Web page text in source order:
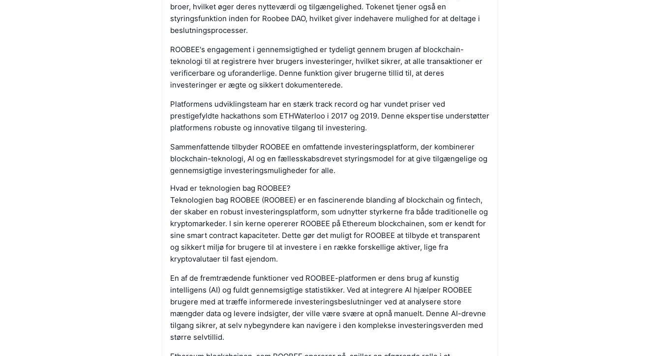
broer, hvilket øger deres nytteværdi og tilgængelighed. Tokenet tjener også en
styringsfunktion inden for Roobee DAO, hvilket giver indehavere mulighed for at deltage i
beslutningsprocesser.
ROOBEE's engagement i gennemsigtighed er tydeligt gennem brugen af blockchain-
teknologi til at registrere hver brugers investeringer, hvilket sikrer, at alle transaktioner er
verificerbare og uforanderlige. Denne funktion giver brugerne tillid til, at deres
investeringer er ægte og sikkert dokumenterede.
Platformens udviklingsteam har en stærk track record og har vundet priser ved
prestigefyldte hackathons som ETHWaterloo i 2017 og 2019. Denne ekspertise understøtter
platformens robuste og innovative tilgang til investering.
Sammenfattende tilbyder ROOBEE en omfattende investeringsplatform, der kombinerer
blockchain-teknologi, AI og en fællesskabsdrevet styringsmodel for at give tilgængelige og
gennemsigtige investeringsmuligheder for alle.
Hvad er teknologien bag ROOBEE?
Teknologien bag ROOBEE (ROOBEE) er en fascinerende blanding af blockchain og fintech,
der skaber en robust investeringsplatform, som udnytter styrkerne fra både traditionelle og
kryptomarkeder. I sin kerne opererer ROOBEE på Ethereum blockchainen, som er kendt for
sine smart contract kapaciteter. Dette gør det muligt for ROOBEE at tilbyde et transparent
og sikkert miljø for brugere til at investere i en række forskellige aktiver, lige fra
kryptovalutaer til fast ejendom.
En af de fremtrædende funktioner ved ROOBEE-platformen er dens brug af kunstig
intelligens (AI) og fuldt gennemsigtige statistikker. Ved at integrere AI hjælper ROOBEE
brugere med at træffe informerede investeringsbeslutninger ved at analysere store
mængder data og levere indsigter, der ville være svære at opnå manuelt. Denne AI-drevne
tilgang sikrer, at selv nybegyndere kan navigere i den komplekse investeringsverden med
større selvtillid.